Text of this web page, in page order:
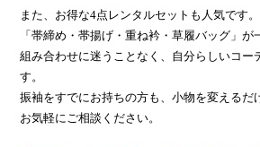
また、お得な4点レンタルセットも人気です。
「帯締め・帯揚げ・重ね衿・草履バッグ」が
組み合わせに迷うことなく、自分らしいコー
す。
振袖をすでにお持ちの方も、小物を変えるだ
お気軽にご相談ください。